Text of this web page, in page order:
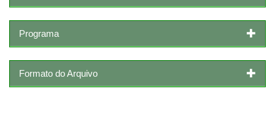
Programa
Formato do Arquivo